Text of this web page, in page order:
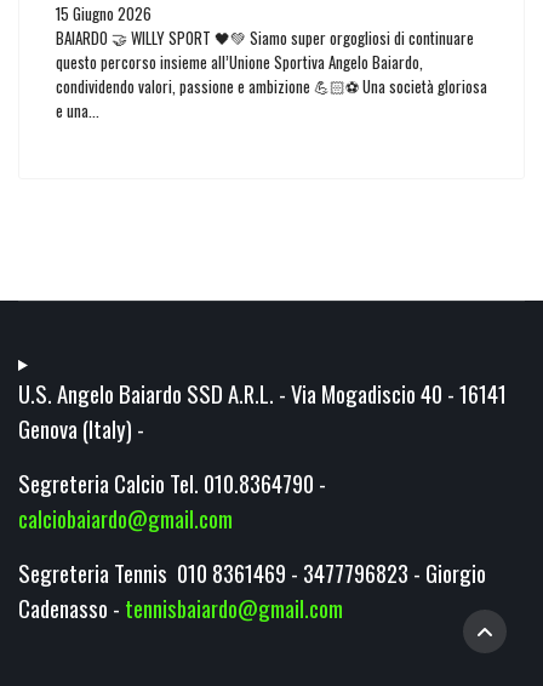
15 Giugno 2026
BAIARDO 🤝 WILLY SPORT 🖤💚 Siamo super orgogliosi di continuare
questo percorso insieme all’Unione Sportiva Angelo Baiardo,
condividendo valori, passione e ambizione 💪🏻⚽️ Una società gloriosa
e una...
U.S. Angelo Baiardo SSD A.R.L. - Via Mogadiscio 40 - 16141
Genova (Italy) -
Segreteria Calcio Tel. 010.8364790 -
calciobaiardo@gmail.com
Segreteria Tennis 010 8361469 - 3477796823 - Giorgio
Cadenasso - tennisbaiardo@gmail.com